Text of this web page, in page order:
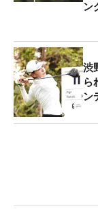
ン
渋
ら
ン